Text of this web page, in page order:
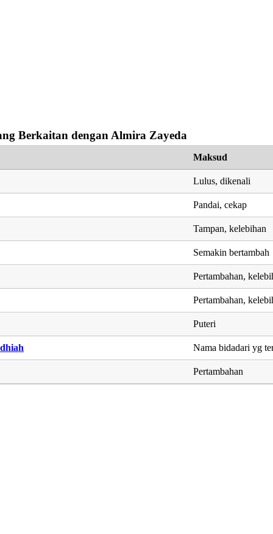
Berkaitan dengan Almira Zayeda
Maksud
Lulus, dikenali
Pandai, cekap
Tampan, kelebihan
Semakin bertambah
Pertambahan,
Pertambahan,
Puteri
Nama bidadari yg
Pertambahan